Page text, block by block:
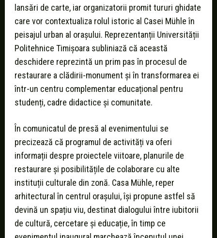
lansări de carte, iar organizatorii promit tururi ghidate
care vor contextualiza rolul istoric al Casei Mühle în
peisajul urban al orașului. Reprezentanții Universității
Politehnice Timișoara subliniază că această
deschidere reprezintă un prim pas în procesul de
restaurare a clădirii-monument și în transformarea ei
într-un centru complementar educațional pentru
studenți, cadre didactice și comunitate.
În comunicatul de presă al evenimentului se
precizează că programul de activități va oferi
informații despre proiectele viitoare, planurile de
restaurare și posibilitățile de colaborare cu alte
instituții culturale din zonă. Casa Mühle, reper
arhitectural în centrul orașului, își propune astfel să
devină un spațiu viu, destinat dialogului între iubitorii
de cultură, cercetare și educație, în timp ce